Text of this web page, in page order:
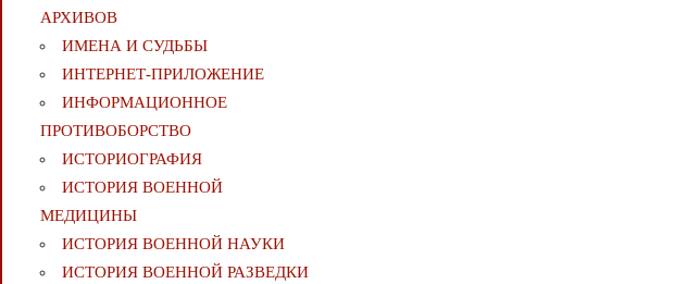
АРХИВОВ
ИМЕНА И СУДЬБЫ
ИНТЕРНЕТ-ПРИЛОЖЕНИЕ
ИНФОРМАЦИОННОЕ
ПРОТИВОБОРСТВО
ИСТОРИОГРАФИЯ
ИСТОРИЯ ВОЕННОЙ
МЕДИЦИНЫ
ИСТОРИЯ ВОЕННОЙ НАУКИ
ИСТОРИЯ ВОЕННОЙ РАЗВЕДКИ